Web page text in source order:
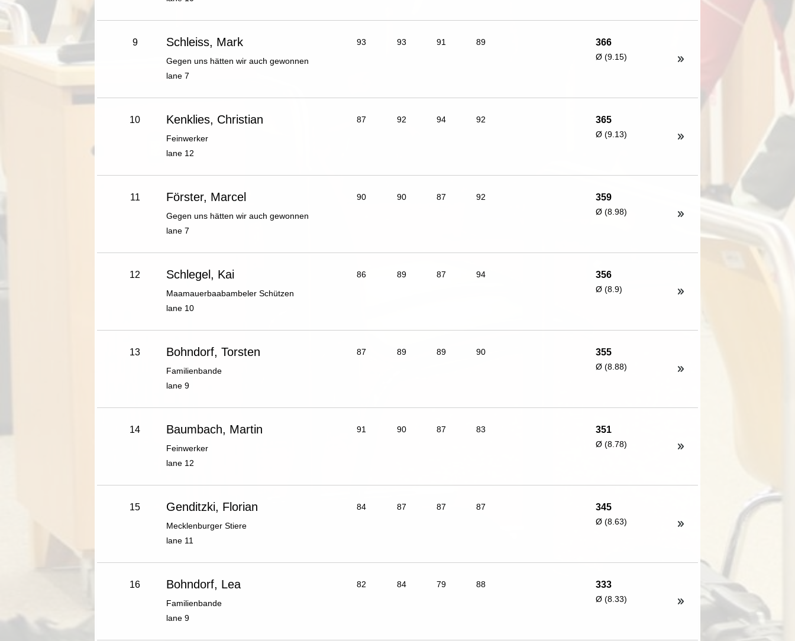
9 Schleiss, Mark
Gegen uns hätten wir auch gewonnen
lane 7
93 93 91 89 366
Ø (9.15)
10 Kenklies, Christian
Feinwerker
lane 12
87 92 94 92 365
Ø (9.13)
11 Förster, Marcel
Gegen uns hätten wir auch gewonnen
lane 7
90 90 87 92 359
Ø (8.98)
12 Schlegel, Kai
Maamauerbaabambeler Schützen
lane 10
86 89 87 94 356
Ø (8.9)
13 Bohndorf, Torsten
Familienbande
lane 9
87 89 89 90 355
Ø (8.88)
14 Baumbach, Martin
Feinwerker
lane 12
91 90 87 83 351
Ø (8.78)
15 Genditzki, Florian
Mecklenburger Stiere
lane 11
84 87 87 87 345
Ø (8.63)
16 Bohndorf, Lea
Familienbande
lane 9
82 84 79 88 333
Ø (8.33)